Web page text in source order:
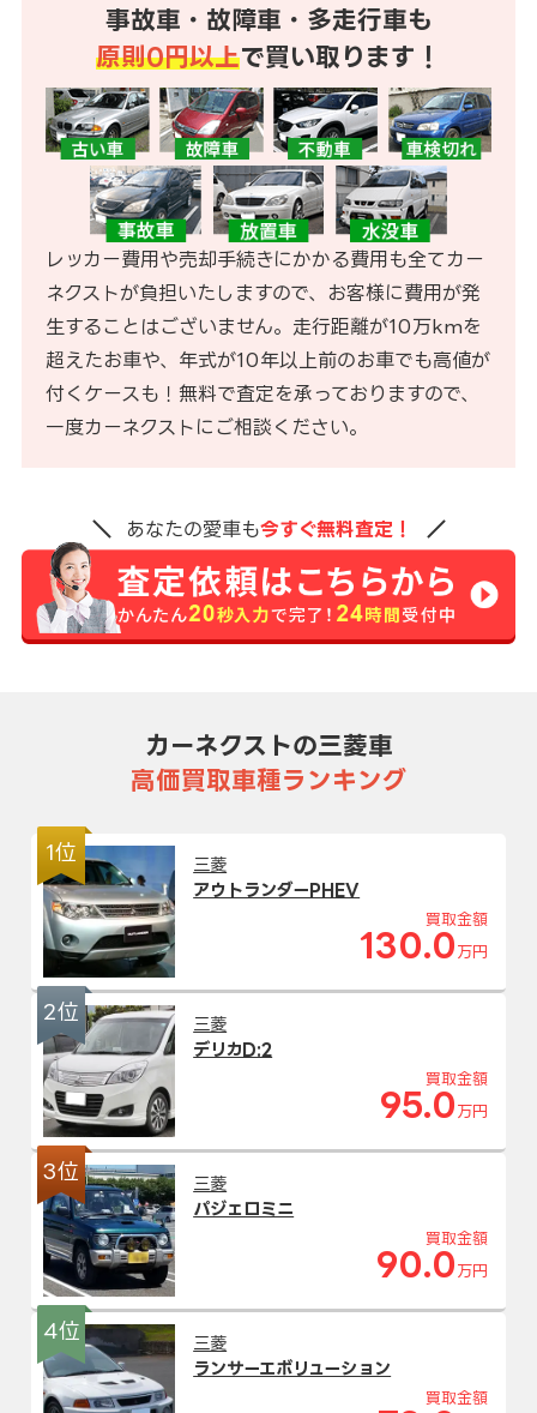
事故車・故障車・多走行車も
原則0円以上で買い取ります！
レッカー費用や売却手続きにかかる費用も全てカー
ネクストが負担いたしますので、お客様に費用が発
生することはございません。走行距離が10万kmを
超えたお車や、年式が10年以上前のお車でも高値が
付くケースも！無料で査定を承っておりますので、
一度カーネクストにご相談ください。
あなたの愛車も今すぐ無料査定！
カーネクストの三菱車
高価買取車種ランキング
1位
三菱
アウトランダーPHEV
買取金額
130.0 万円
2位
三菱
デリカD:2
買取金額
95.0 万円
3位
三菱
パジェロミニ
買取金額
90.0 万円
4位
三菱
ランサーエボリューション
買取金額